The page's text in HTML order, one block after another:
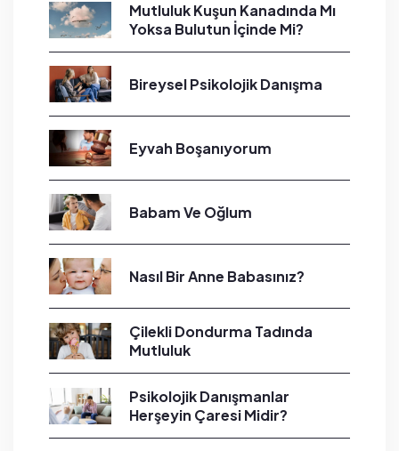
Mutluluk Kuşun Kanadında Mı
Yoksa Bulutun İçinde Mi?
Bireysel Psikolojik Danışma
Eyvah Boşanıyorum
Babam Ve Oğlum
Nasıl Bir Anne Babasınız?
Çilekli Dondurma Tadında
Mutluluk
Psikolojik Danışmanlar
Herşeyin Çaresi Midir?